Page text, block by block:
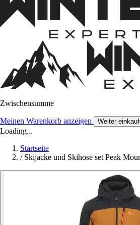
Zwischensumme
Meinen Warenkorb anzeigen Weiter
Loading...
Startseite
/ Skijacke und Skihose set Peak